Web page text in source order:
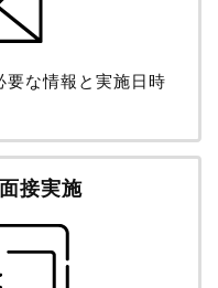
要な情報と実施日時
接実施